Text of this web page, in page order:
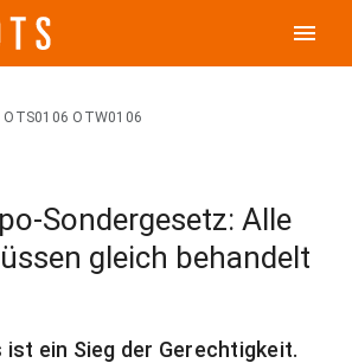
menu
OTS0106 OTW0106
Sondergesetz: Alle
gleich behandelt
ist ein Sieg der Gerechtigkeit.